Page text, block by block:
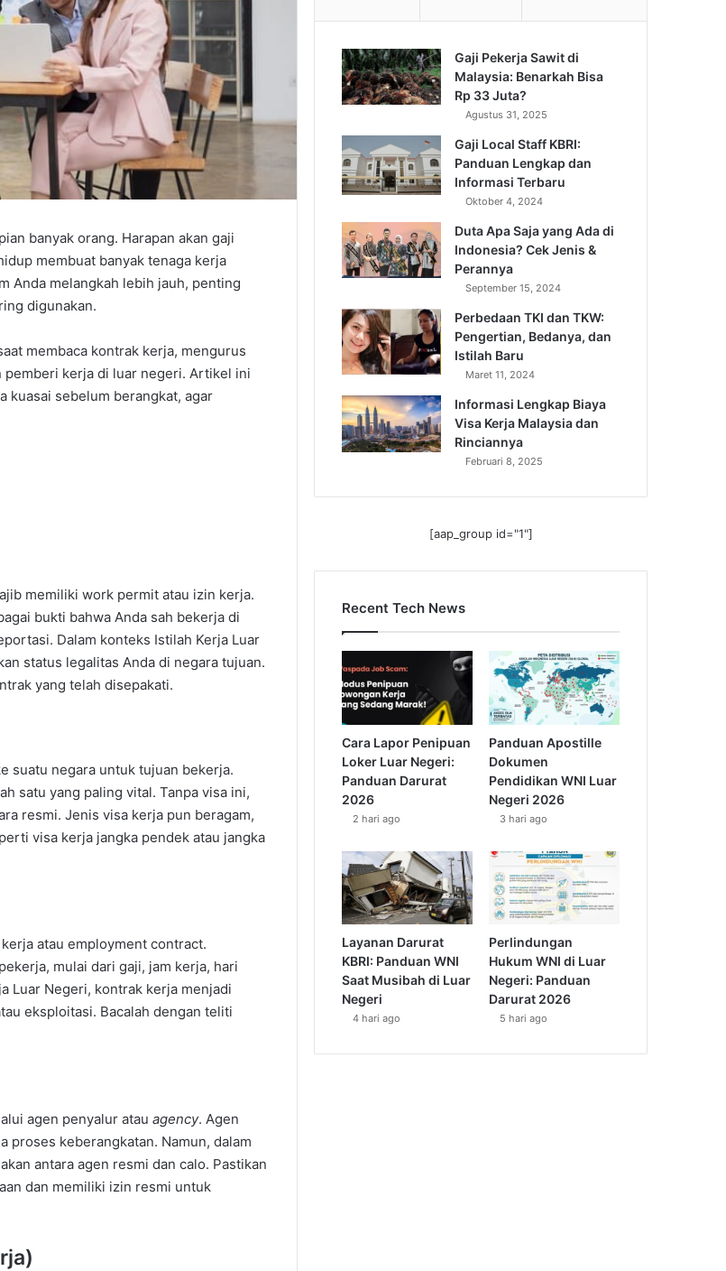
banyak orang. Harapan akan gaji
membuat banyak tenaga kerja
Anda melangkah lebih jauh, penting
digunakan.
membaca kontrak kerja, mengurus
pemberi kerja di luar negeri. Artikel ini
kuasai sebelum berangkat, agar
memiliki work permit atau izin kerja.
bukti bahwa Anda sah bekerja di
Dalam konteks Istilah Kerja Luar
status legalitas Anda di negara tujuan.
yang telah disepakati.
suatu negara untuk tujuan bekerja.
satu yang paling vital. Tanpa visa ini,
resmi. Jenis visa kerja pun beragam,
visa kerja jangka pendek atau jangka
atau employment contract.
mulai dari gaji, jam kerja, hari
Luar Negeri, kontrak kerja menjadi
eksploitasi. Bacalah dengan teliti
agen penyalur atau agency. Agen
proses keberangkatan. Namun, dalam
antara agen resmi dan calo. Pastikan
dan memiliki izin resmi untuk
Gaji Pekerja Sawit di
Malaysia: Benarkah Bisa
Rp 33 Juta?
Agustus 31, 2025
Gaji Local Staff KBRI:
Panduan Lengkap dan
Informasi Terbaru
Oktober 4, 2024
Duta Apa Saja yang Ada di
Indonesia? Cek Jenis &
Perannya
September 15, 2024
Perbedaan TKI dan TKW:
Pengertian, Bedanya, dan
Istilah Baru
Maret 11, 2024
Informasi Lengkap Biaya
Visa Kerja Malaysia dan
Rinciannya
Februari 8, 2025
[aap_group id="1"]
Recent Tech News
Cara Lapor Penipuan
Loker Luar Negeri:
Panduan Darurat
2026
2 hari ago
Panduan Apostille
Dokumen
Pendidikan WNI Luar
Negeri 2026
3 hari ago
Layanan Darurat
KBRI: Panduan WNI
Saat Musibah di Luar
Negeri
4 hari ago
Perlindungan
Hukum WNI di Luar
Negeri: Panduan
Darurat 2026
5 hari ago